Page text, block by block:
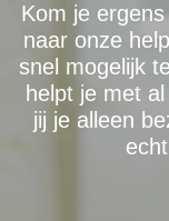
Kom je
naar onze
snel mogelijk
helpt je met
jij je alleen